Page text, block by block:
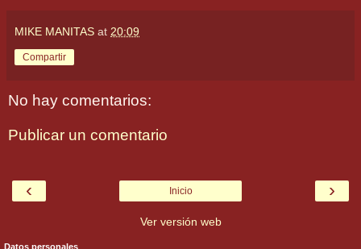
MIKE MANITAS at 20:09
Compartir
No hay comentarios:
Publicar un comentario
‹ ›
Inicio
Ver versión web
Datos personales